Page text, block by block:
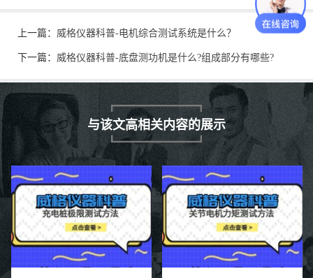
上一篇： 威格仪器科普-电机综合测试系统是什么？
下一篇： 威格仪器科普-底盘测功机是什么?组成部分有哪些?
与该文高相关内容的展示